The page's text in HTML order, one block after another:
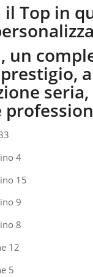
il Top in
un
prestigio,